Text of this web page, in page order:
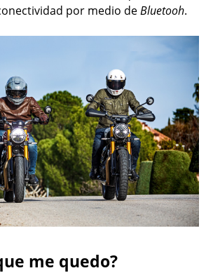
por medio deBluetooh.
me quedo?